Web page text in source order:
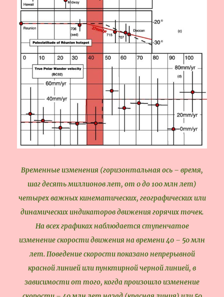
Временные изменения (горизонтальная ось – время,
шаг десять миллионов лет, от 0 до 100 млн лет)
четырех важных кинематических, географических или
динамических индикаторов движения горячих точек.
На всех графиках наблюдается ступенчатое
изменение скорости движения на времени 40 – 50 млн
лет. Поведение скорости показано непрерывной
красной линией или пунктирной черной линией, в
зависимости от того, когда произошло изменение